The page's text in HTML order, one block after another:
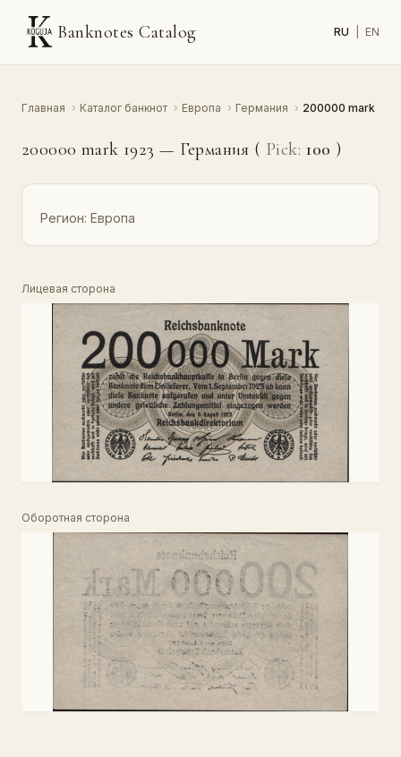
Banknotes Catalog RU EN
Главная › Каталог банкнот › Европа › Германия › 200000 mark
200000 mark 1923 — Германия ( Pick: 100 )
Регион: Европа
Лицевая сторона
Оборотная сторона